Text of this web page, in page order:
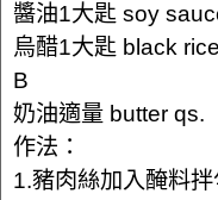
醬油1大匙 soy
烏醋1大匙 black
B
奶油適量 butter qs.
作法：
1.豬肉絲加入醃料